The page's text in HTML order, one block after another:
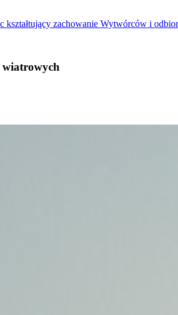
kształtujący zachowanie Wytwórców i
wiatrowych